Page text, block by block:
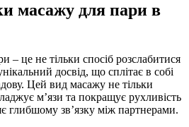
масажу для пари в
– це не тільки спосіб розслабитися
досвід, що сплітає в собі
Цей вид масажу не тільки
м’язи та покращує рухливість
глибшому зв’язку між партнерами.